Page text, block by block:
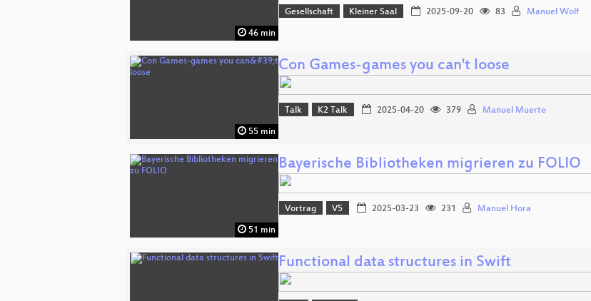
46 min
Gesellschaft Kleiner Saal 2025-09-20 83 Manuel Wolf
55 min
Con Games-games you can't loose
Talk K2 Talk 2025-04-20 379 Manuel Muerte
51 min
Bayerische Bibliotheken migrieren zu FOLIO
Vortrag V5 2025-03-23 231 Manuel Hora
Functional data structures in Swift